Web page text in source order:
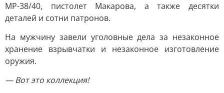
МР-38/40, пистолет Макарова, а также десятки
деталей и сотни патронов.
На мужчину завели уголовные дела за незаконное
хранение взрывчатки и незаконное изготовление
оружия.
— Вот это коллекция!